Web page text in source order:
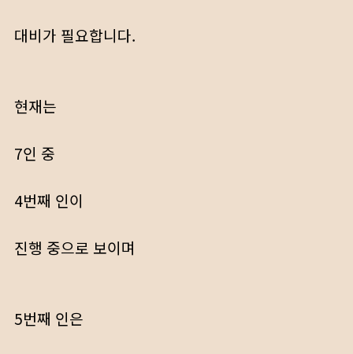
대비가 필요합니다.
현재는
7인 중
4번째 인이
진행 중으로 보이며
5번째 인은